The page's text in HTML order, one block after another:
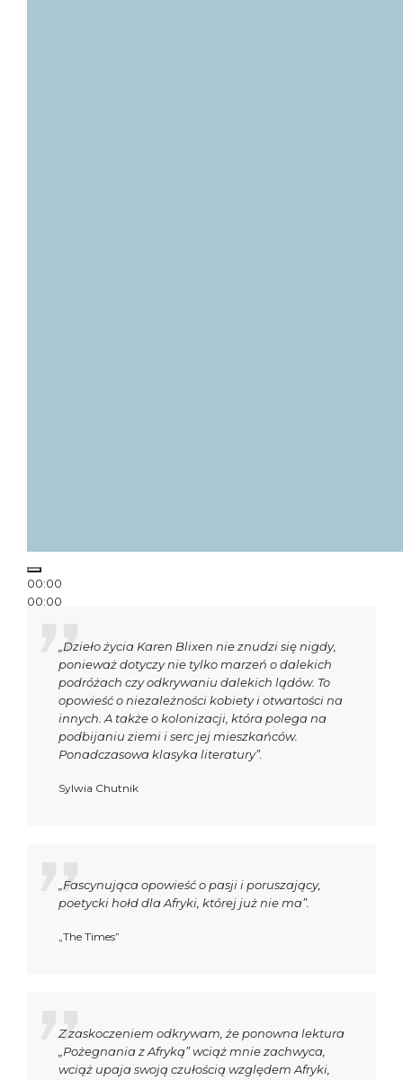
00:00
00:00
„Dzieło życia Karen Blixen nie znudzi się nigdy,
ponieważ dotyczy nie tylko marzeń o dalekich
podróżach czy odkrywaniu dalekich lądów. To
opowieść o niezależności kobiety i otwartości na
innych. A także o kolonizacji, która polega na
podbijaniu ziemi i serc jej mieszkańców.
Ponadczasowa klasyka literatury”.
Sylwia Chutnik
„Fascynująca opowieść o pasji i poruszający,
poetycki hołd dla Afryki, której już nie ma”.
„The Times”
Z zaskoczeniem odkrywam, że ponowna lektura
„Pożegnania z Afryką” wciąż mnie zachwyca,
wciąż upaja swoją czułością względem Afryki,